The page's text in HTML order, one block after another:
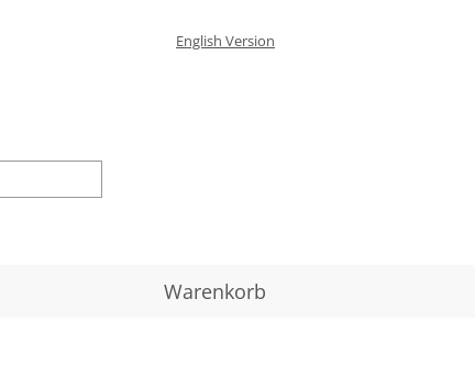
English Version
Warenkorb